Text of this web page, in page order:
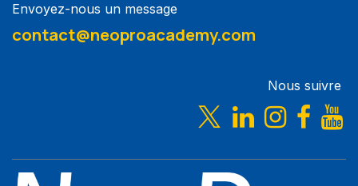
Envoyez-nous un message
contact@neoproacademy.com
Nous suivre